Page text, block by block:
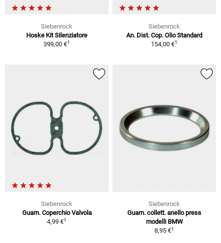
Siebenrock
Hoske Kit Silenziatore
399,00 €1
Siebenrock
An. Dist. Cop. Olio Standard
154,00 €1
Siebenrock
Guarn. Coperchio Valvola
4,99 €1
Siebenrock
Guarn. collett. anello press
modelli BMW
8,95 €1